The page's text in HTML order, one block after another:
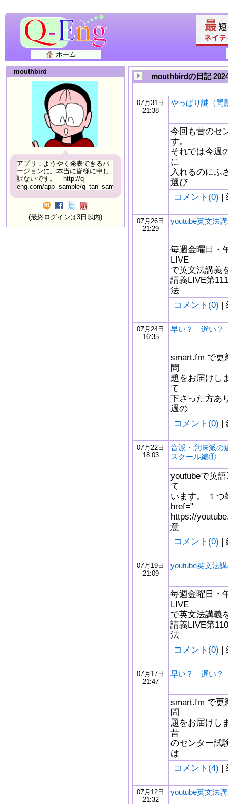
ホーム
mouthbird
アプリ：ようやく発表できるバ
ージョンに。本当に皆様に申し
訳ないです。 http://q-
eng.com/app_sample/q_tan_sample06.html
(最終ログインは3日以内)
mouthbirdの日記
07月31日
21:38
やっぱり謎（問
今回も昔のセ
す。
それでは今週
に
入れるのにふ
選び
コメント(0) |
07月26日
21:29
youtube英文法
毎週金曜日・
LIVE
で英文法講義
講義LIVE第
法
コメント(0) |
07月24日
16:35
早い？ 遅い？
smart.fm で更
問
題をお届けし
て
下さった方あ
週の
コメント(0) |
07月22日
18:03
音派・意味派の
スクール編①
youtubeで英
て
います。 １つ
href="
https://
意
コメント(0) |
07月19日
21:09
youtube英文法
毎週金曜日・
LIVE
で英文法講義
講義LIVE第
法
コメント(0) |
07月17日
21:47
早い？ 遅い？
smart.fm で更
問
題をお届けし
昔
のセンター試
は
コメント(4) |
07月12日
21:32
youtube英文法